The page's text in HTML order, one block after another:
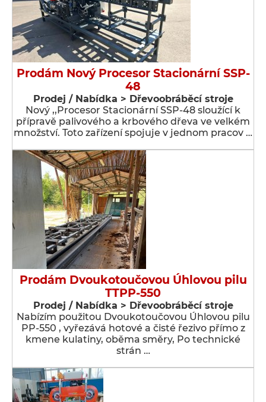
Prodám Nový Procesor Stacionární SSP-
48
Prodej / Nabídka > Dřevoobráběcí stroje
Nový ,,Procesor Stacionární SSP-48 sloužící k
přípravě palivového a krbového dřeva ve velkém
množství. Toto zařízení spojuje v jednom pracov …
Prodám Dvoukotoučovou Úhlovou pilu
TTPP-550
Prodej / Nabídka > Dřevoobráběcí stroje
Nabízím použitou Dvoukotoučovou Úhlovou pilu
PP-550 , vyřezává hotové a čisté řezivo přímo z
kmene kulatiny, oběma směry, Po technické
strán …